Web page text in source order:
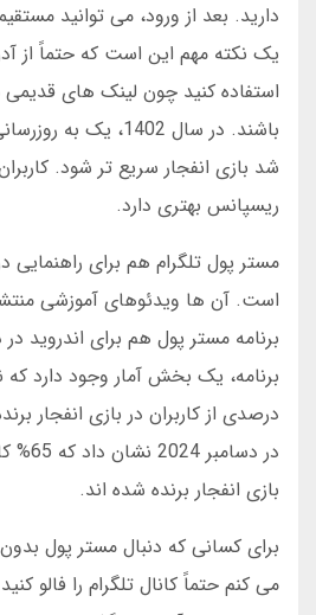
دارید. بعد از ورود، می توانید
یک نکته مهم این است که حتماً از
استفاده کنید چون لینک های
باشند. در سال 1402،
شد بازی انفجار سریع تر شود.
ریسپانس بهتری دارد.
مستر پول تلگرام هم برای راهنمایی
است. آن ها ویدئوهای آموزشی
برنامه مستر پول هم برای اندروید
برنامه، یک بخش آمار وجود دارد
درصدی از کاربران در بازی انفجار
در
بازی انفجار برنده شده اند.
برای کسانی که دنبال مستر پول
می کنم حتماً کانال تلگرام را فالو